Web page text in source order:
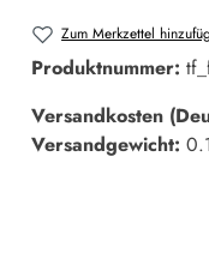
Zum Merkzettel
Produktnummer:
Versandkosten
Versandgewicht: